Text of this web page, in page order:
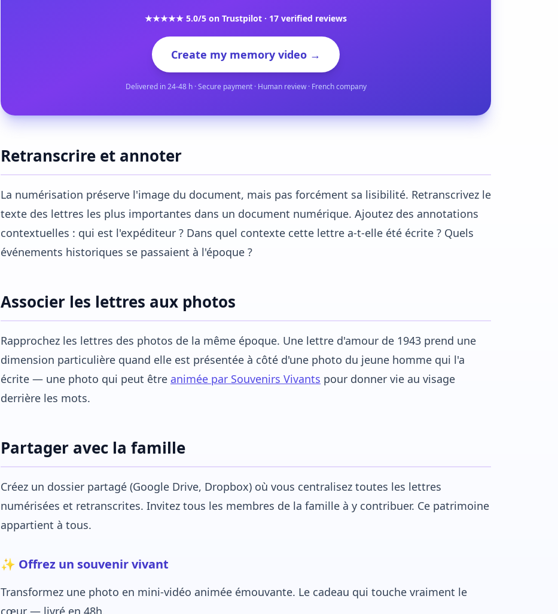
★★★★★ 5.0/5 on Trustpilot · 17 verified reviews
Create my memory video →
Delivered in 24-48 h · Secure payment · Human review · French company
Retranscrire et annoter
La numérisation préserve l'image du document, mais pas forcément sa lisibilité. Retranscrivez le
texte des lettres les plus importantes dans un document numérique. Ajoutez des annotations
contextuelles : qui est l'expéditeur ? Dans quel contexte cette lettre a-t-elle été écrite ? Quels
événements historiques se passaient à l'époque ?
Associer les lettres aux photos
Rapprochez les lettres des photos de la même époque. Une lettre d'amour de 1943 prend une
dimension particulière quand elle est présentée à côté d'une photo du jeune homme qui l'a
écrite — une photo qui peut être animée par Souvenirs Vivants pour donner vie au visage
derrière les mots.
Partager avec la famille
Créez un dossier partagé (Google Drive, Dropbox) où vous centralisez toutes les lettres
numérisées et retranscrites. Invitez tous les membres de la famille à y contribuer. Ce patrimoine
appartient à tous.
✨ Offrez un souvenir vivant
Transformez une photo en mini-vidéo animée émouvante. Le cadeau qui touche vraiment le
cœur — livré en 48h.